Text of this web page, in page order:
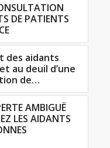
DE PATIENTS
des aidants
au deuil d’une
de…
AMBIGUË
LES AIDANTS